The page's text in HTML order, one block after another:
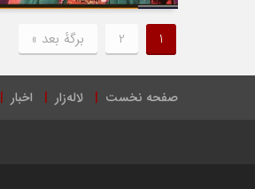
1
2 برگهٔ بعد »
صفحه نخست لاله‌زار اخبار